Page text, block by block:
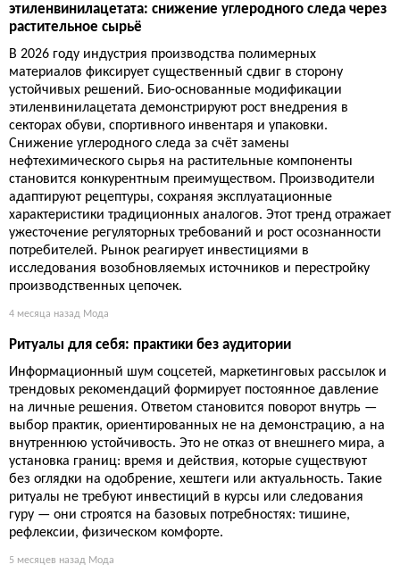
этиленвинилацетата: снижение углеродного следа через
растительное сырьё
В 2026 году индустрия производства полимерных
материалов фиксирует существенный сдвиг в сторону
устойчивых решений. Био-основанные модификации
этиленвинилацетата демонстрируют рост внедрения в
секторах обуви, спортивного инвентаря и упаковки.
Снижение углеродного следа за счёт замены
нефтехимического сырья на растительные компоненты
становится конкурентным преимуществом. Производители
адаптируют рецептуры, сохраняя эксплуатационные
характеристики традиционных аналогов. Этот тренд отражает
ужесточение регуляторных требований и рост осознанности
потребителей. Рынок реагирует инвестициями в
исследования возобновляемых источников и перестройку
производственных цепочек.
4 месяца назад Мода
Ритуалы для себя: практики без аудитории
Информационный шум соцсетей, маркетинговых рассылок и
трендовых рекомендаций формирует постоянное давление
на личные решения. Ответом становится поворот внутрь —
выбор практик, ориентированных не на демонстрацию, а на
внутреннюю устойчивость. Это не отказ от внешнего мира, а
установка границ: время и действия, которые существуют
без оглядки на одобрение, хештеги или актуальность. Такие
ритуалы не требуют инвестиций в курсы или следования
гуру — они строятся на базовых потребностях: тишине,
рефлексии, физическом комфорте.
5 месяцев назад Мода